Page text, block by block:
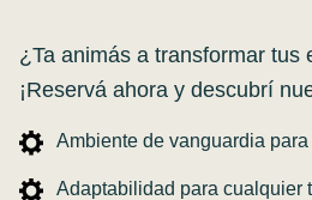
¿Ta animás a transformar tus
¡Reservá ahora y descubrí
Ambiente de vanguardia
Adaptabilidad para cualquier